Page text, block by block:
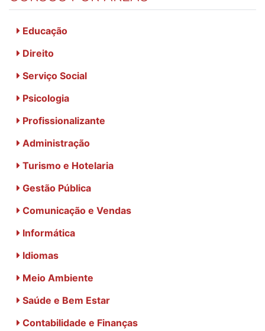
Educação
Direito
Serviço Social
Psicologia
Profissionalizante
Administração
Turismo e Hotelaria
Gestão Pública
Comunicação e Vendas
Informática
Idiomas
Meio Ambiente
Saúde e Bem Estar
Contabilidade e Finanças